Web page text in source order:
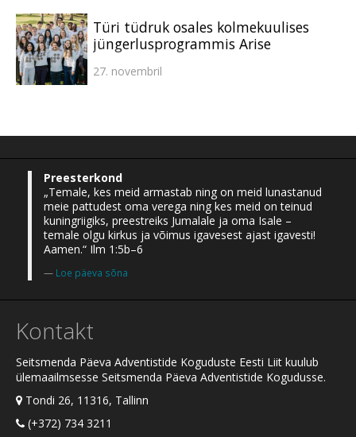
Türi tüdruk osales kolmekuulises
jüngerlusprogrammis Arise
27. novembril
Preesterkond
„Temale, kes meid armastab ning on meid lunastanud
meie pattudest oma verega ning kes meid on teinud
kuningriigiks, preestreiks Jumalale ja oma Isale –
temale olgu kirkus ja võimus igavesest ajast igavesti!
Aamen.“ Ilm 1:5b–6
Loe päeva sõna
Kontakt
Seitsmenda Päeva Adventistide Koguduste Eesti Liit kuulub
ülemaailmsesse Seitsmenda Päeva Adventistide Kogudusse.
Tondi 26, 11316, Tallinn
(+372) 734 3211